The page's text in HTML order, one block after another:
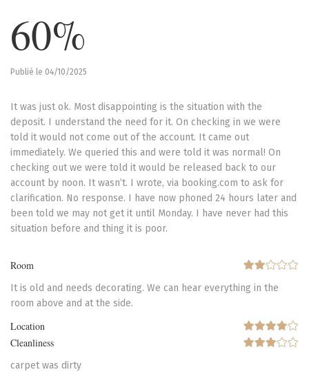
60%
Publié le 04/10/2025
It was just ok. Most disappointing is the situation with the
deposit. I understand the need for it. On checking in we were
told it would not come out of the account. It came out
immediately. We queried this and were told it was normal! On
checking out we were told it would be released back to our
account by noon. It wasn’t. I wrote, via booking.com to ask for
clarification. No response. I have now phoned 24 hours later and
been told we may not get it until Monday. I have never had this
situation before and thing it is poor.
Room
It is old and needs decorating. We can hear everything in the
room above and at the side.
Location
Cleanliness
carpet was dirty